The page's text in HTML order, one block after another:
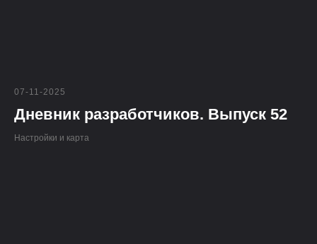
07-11-2025
Дневник разработчиков. Выпуск 52
Настройки и карта